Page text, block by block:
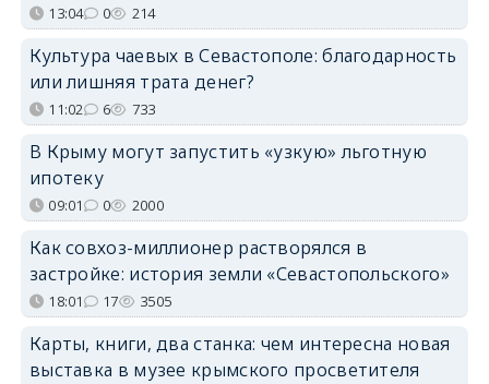
13:04 0 214
Культура чаевых в Севастополе: благодарность
или лишняя трата денег?
11:02 6 733
В Крыму могут запустить «узкую» льготную
ипотеку
09:01 0 2000
Как совхоз-миллионер растворялся в
застройке: история земли «Севастопольского»
18:01 17 3505
Карты, книги, два станка: чем интересна новая
выставка в музее крымского просветителя